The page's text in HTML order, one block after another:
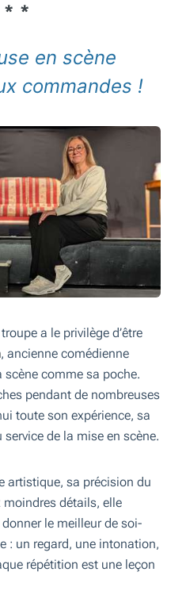
en scène
commandes !
a le privilège d’être
, ancienne comédienne
comme sa poche.
pendant de nombreuses
toute son expérience, sa
de la mise en scène.
artistique, sa précision du
détails, elle
le meilleur de soi-
: un regard, une intonation,
répétition est une leçon